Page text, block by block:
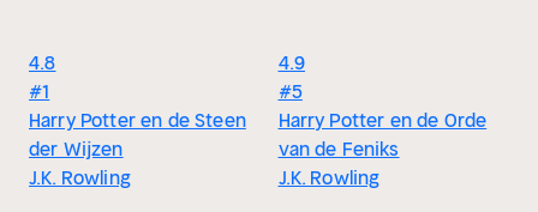
4.8
#1
Harry Potter en de Steen
der Wijzen
J.K. Rowling
4.9
#5
Harry Potter en de Orde
van de Feniks
J.K. Rowling